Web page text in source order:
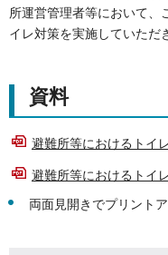
所運営管理者等において、
イレ対策を実施していただ
資料
避難所等におけるトイ
避難所等におけるトイ
両面見開きでプリント